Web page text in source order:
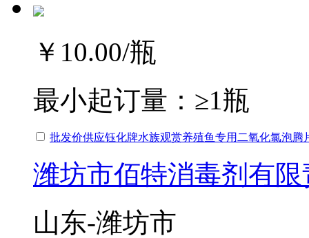
￥10.00/瓶
最小起订量： ≥1瓶
批发价供应钰化牌水族观赏养殖鱼专用二氧化氯泡
潍坊市佰特消毒剂有
山东-潍坊市